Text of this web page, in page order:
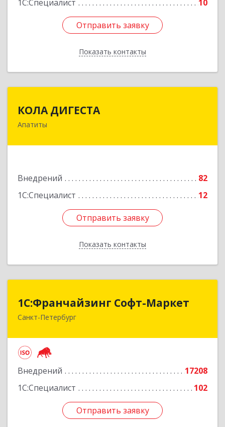
1С:Специалист
10
Отправить заявку
Показать контакты
Отправить заявку
Назад
КОЛА ДИГЕСТА
Апатиты
Внедрений
82
1С:Специалист
12
Отправить заявку
Показать контакты
Отправить заявку
Назад
1С:Франчайзинг Софт-Маркет
Санкт-Петербург
Внедрений
17208
1С:Специалист
102
Отправить заявку
1С:Франчайзинг Софт-Маркет
Санкт-Петербург г, Суворовский проспект, 10
Отправить заявку